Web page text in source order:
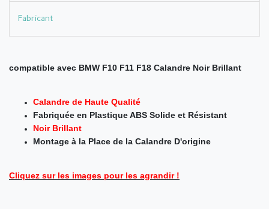
Fabricant
compatible avec BMW F10 F11 F18 Calandre Noir Brillant
Calandre de Haute Qualité
Fabriquée en Plastique ABS Solide et Résistant
Noir Brillant
Montage à la Place de la Calandre D'origine
Cliquez sur les images pour les agrandir !